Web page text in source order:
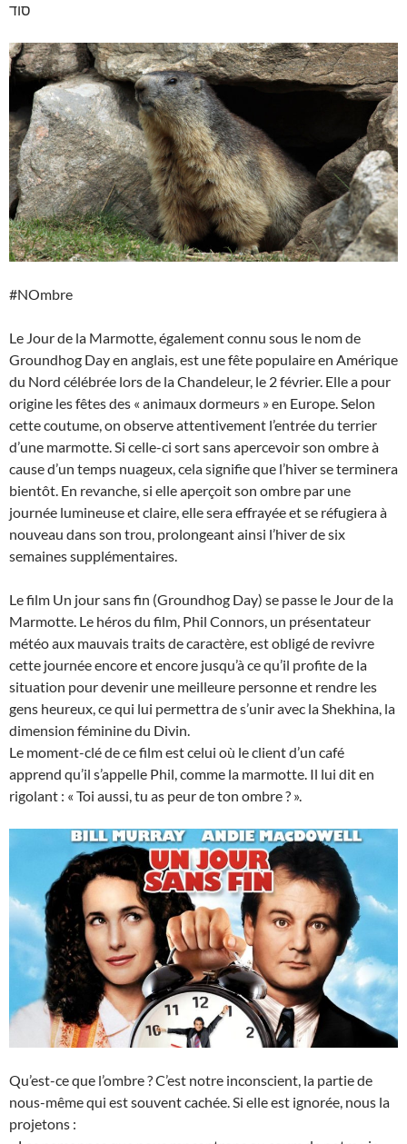
סוד
#NOmbre
Le Jour de la Marmotte, également connu sous le nom de
Groundhog Day en anglais, est une fête populaire en Amérique
du Nord célébrée lors de la Chandeleur, le 2 février. Elle a pour
origine les fêtes des « animaux dormeurs » en Europe. Selon
cette coutume, on observe attentivement l’entrée du terrier
d’une marmotte. Si celle-ci sort sans apercevoir son ombre à
cause d’un temps nuageux, cela signifie que l’hiver se terminera
bientôt. En revanche, si elle aperçoit son ombre par une
journée lumineuse et claire, elle sera effrayée et se réfugiera à
nouveau dans son trou, prolongeant ainsi l’hiver de six
semaines supplémentaires.
Le film Un jour sans fin (Groundhog Day) se passe le Jour de la
Marmotte. Le héros du film, Phil Connors, un présentateur
météo aux mauvais traits de caractère, est obligé de revivre
cette journée encore et encore jusqu’à ce qu’il profite de la
situation pour devenir une meilleure personne et rendre les
gens heureux, ce qui lui permettra de s’unir avec la Shekhina, la
dimension féminine du Divin.
Le moment-clé de ce film est celui où le client d’un café
apprend qu’il s’appelle Phil, comme la marmotte. Il lui dit en
rigolant : « Toi aussi, tu as peur de ton ombre ? ».
Qu’est-ce que l’ombre ? C’est notre inconscient, la partie de
nous-même qui est souvent cachée. Si elle est ignorée, nous la
projetons :